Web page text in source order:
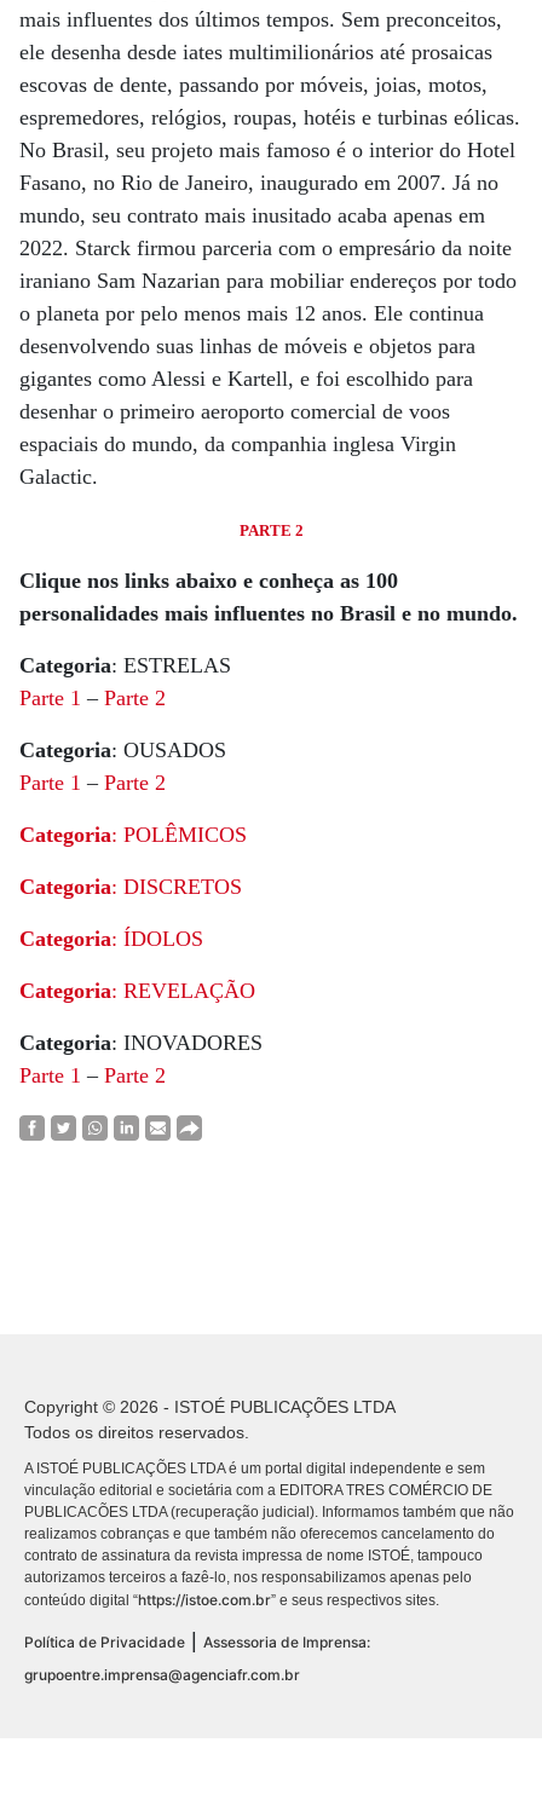
mais influentes dos últimos tempos. Sem preconceitos,
ele desenha desde iates multimilionários até prosaicas
escovas de dente, passando por móveis, joias, motos,
espremedores, relógios, roupas, hotéis e turbinas eólicas.
No Brasil, seu projeto mais famoso é o interior do Hotel
Fasano, no Rio de Janeiro, inaugurado em 2007. Já no
mundo, seu contrato mais inusitado acaba apenas em
2022. Starck firmou parceria com o empresário da noite
iraniano Sam Nazarian para mobiliar endereços por todo
o planeta por pelo menos mais 12 anos. Ele continua
desenvolvendo suas linhas de móveis e objetos para
gigantes como Alessi e Kartell, e foi escolhido para
desenhar o primeiro aeroporto comercial de voos
espaciais do mundo, da companhia inglesa Virgin
Galactic.
PARTE 2
Clique nos links abaixo e conheça as 100
personalidades mais influentes no Brasil e no mundo.
Categoria: ESTRELAS
Parte 1 – Parte 2
Categoria: OUSADOS
Parte 1 – Parte 2
Categoria: POLÊMICOS
Categoria: DISCRETOS
Categoria: ÍDOLOS
Categoria: REVELAÇÃO
Categoria: INOVADORES
Parte 1 – Parte 2
Copyright © 2026 - ISTOÉ PUBLICAÇÕES LTDA
Todos os direitos reservados.
A ISTOÉ PUBLICAÇÕES LTDA é um portal digital independente e sem
vinculação editorial e societária com a EDITORA TRES COMÉRCIO DE
PUBLICACÕES LTDA (recuperação judicial). Informamos também que não
realizamos cobranças e que também não oferecemos cancelamento do
contrato de assinatura da revista impressa de nome ISTOÉ, tampouco
autorizamos terceiros a fazê-lo, nos responsabilizamos apenas pelo
conteúdo digital “https://istoe.com.br” e seus respectivos sites.
Política de Privacidade | Assessoria de Imprensa:
grupoentre.imprensa@agenciafr.com.br